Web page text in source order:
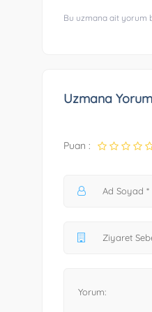
Bu uzmana ait yorum
Uzmana Yorum
Puan :